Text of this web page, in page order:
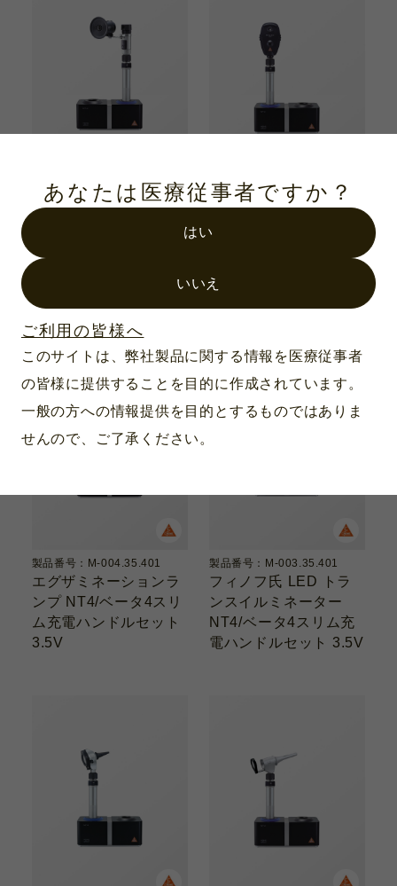
あなたは医療従事者ですか？
はい
いいえ
ご利用の皆様へ
このサイトは、弊社製品に関する情報を医療従事者
の皆様に提供することを目的に作成されています。
一般の方への情報提供を目的とするものではありま
せんので、ご了承ください。
製品番号：M-150.35.401
HSL150 ハンドヘルド
ベータ4スリム充電ハ
製品番号：M-802.35.401
ベータ200 LED 直像鏡
NT4/ベータ4スリム充
製品番号：M-004.35.401
エグザミネーションラ
ンプ NT4/ベータ4スリ
ム充電ハンドルセット
3.5V
製品番号：M-003.35.401
フィノフ氏 LED トラ
ンスイルミネーター
NT4/ベータ4スリム充
電ハンドルセット 3.5V